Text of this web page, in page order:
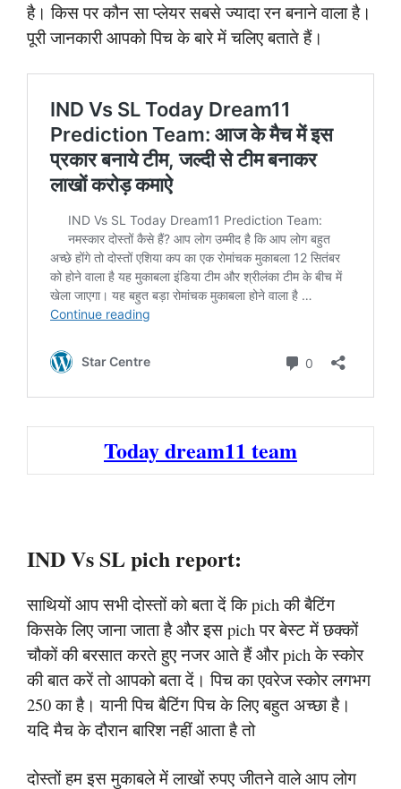
है। किस पर कौन सा प्लेयर सबसे ज्यादा रन बनाने वाला है।
पूरी जानकारी आपको पिच के बारे में चलिए बताते हैं।
Today dream11 team
IND Vs SL pich report:
साथियों आप सभी दोस्तों को बता दें कि pich की बैटिंग
किसके लिए जाना जाता है और इस pich पर बेस्ट में छक्कों
चौकों की बरसात करते हुए नजर आते हैं और pich के स्कोर
की बात करें तो आपको बता दें। पिच का एवरेज स्कोर लगभग
250 का है। यानी पिच बैटिंग पिच के लिए बहुत अच्छा है।
यदि मैच के दौरान बारिश नहीं आता है तो
दोस्तों हम इस मुकाबले में लाखों रुपए जीतने वाले आप लोग